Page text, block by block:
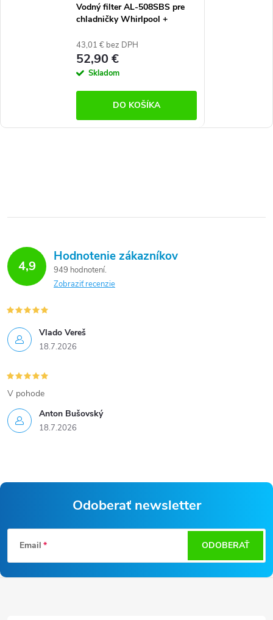
Vodný filter AL-508SBS pre
chladničky Whirlpool +
199W - set 2+2
43,01 € bez DPH
52,90 €
Skladom
DO KOŠÍKA
4,9
Hodnotenie zákazníkov
949 hodnotení
Zobraziť recenzie
Vlado Vereš
18.7.2026
Anton Bušovský
18.7.2026
V pohode
Z
á
p
Odoberať newsletter
Email ODOBERAŤ